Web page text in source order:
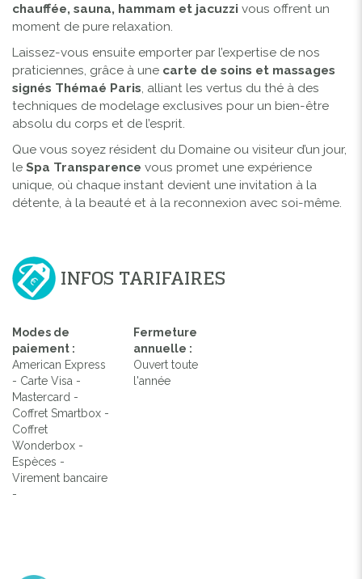
chauffée, sauna, hammam et jacuzzi vous offrent un
moment de pure relaxation.
Laissez-vous ensuite emporter par l’expertise de nos
praticiennes, grâce à une carte de soins et massages
signés Thémaé Paris, alliant les vertus du thé à des
techniques de modelage exclusives pour un bien-être
absolu du corps et de l’esprit.
Que vous soyez résident du Domaine ou visiteur d’un jour,
le Spa Transparence vous promet une expérience
unique, où chaque instant devient une invitation à la
détente, à la beauté et à la reconnexion avec soi-même.
INFOS TARIFAIRES
Modes de
paiement :
American Express
- Carte Visa -
Mastercard -
Coffret Smartbox -
Coffret
Wonderbox -
Espèces -
Virement bancaire
-
Fermeture
annuelle :
Ouvert toute
l'année